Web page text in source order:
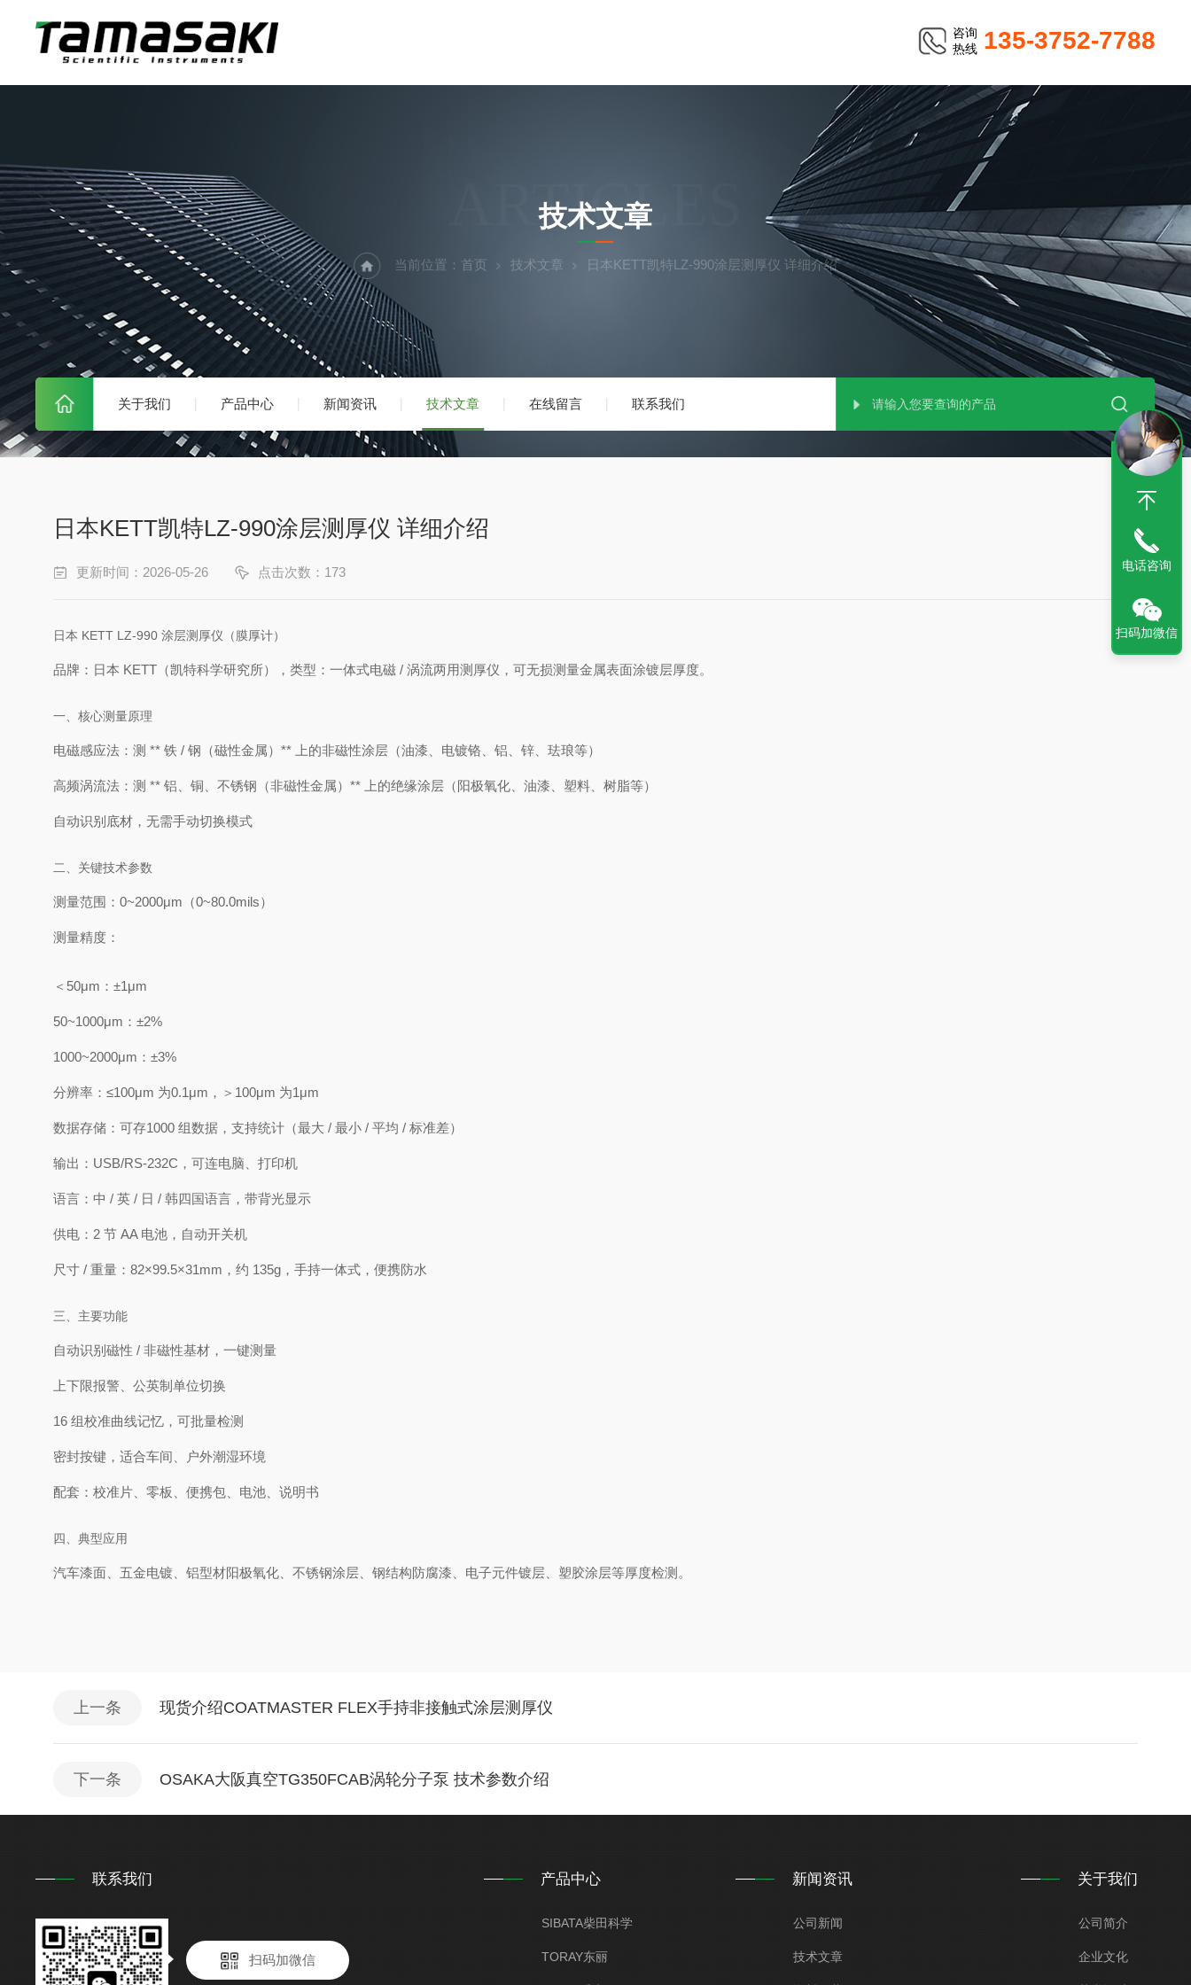
咨询
热线 135-3752-7788
关于我们 产品中心 新闻资讯 技术文章 在线留言 联系我们
ARTICLES
技术文章
当前位置： 首页 技术文章 日本KETT凯特LZ‑990涂层测厚仪 详细介绍
日本KETT凯特LZ‑990涂层测厚仪 详细介绍
更新时间：2026-05-26 点击次数：173
日本 KETT LZ‑990 涂层测厚仪（膜厚计）
品牌 ：日本 KETT（凯特科学研究所）， 类型 ：一体式电磁 / 涡流两用测厚仪，可无损测量金属表面涂镀层厚度。
一、核心测量原理
电磁感应法 ：测 ** 铁 / 钢（磁性金属）** 上的非磁性涂层（油漆、电镀铬、铝、锌、珐琅等）
高频涡流法 ：测 ** 铝、铜、不锈钢（非磁性金属）** 上的绝缘涂层（阳极氧化、油漆、塑料、树脂等）
自动识别底材，无需手动切换模式
二、关键技术参数
测量范围： 0~2000μm（0~80.0mils）
测量精度：
＜50μm：±1μm
50~1000μm：±2%
1000~2000μm：±3%
分辨率：≤100μm 为0.1μm ，＞100μm 为1μm
数据存储：可存1000 组数据 ，支持统计（最大 / 最小 / 平均 / 标准差）
输出： USB/RS‑232C ，可连电脑、打印机
语言：中 / 英 / 日 / 韩四国语言，带背光显示
供电：2 节 AA 电池，自动开关机
尺寸 / 重量：82×99.5×31mm，约 135g，手持一体式，便携防水
三、主要功能
自动识别磁性 / 非磁性基材，一键测量
上下限报警、公英制单位切换
16 组校准曲线记忆，可批量检测
密封按键，适合车间、户外潮湿环境
配套：校准片、零板、便携包、电池、说明书
四、典型应用
汽车漆面、五金电镀、铝型材阳极氧化、不锈钢涂层、钢结构防腐漆、电子元件镀层、塑胶涂层等厚度检测。
上一条 现货介绍COATMASTER FLEX手持非接触式涂层测厚仪
下一条 OSAKA大阪真空TG350FCAB涡轮分子泵 技术参数介绍
联系我们
扫码加微信
产品中心
SIBATA柴田科学
TORAY东丽
新闻资讯
公司新闻
技术文章
关于我们
公司简介
企业文化
电话咨询
扫码加微信